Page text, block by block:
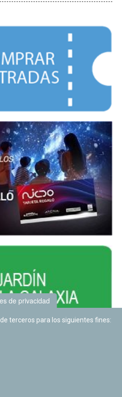
de privacidad
terceros para los siguientes fines: